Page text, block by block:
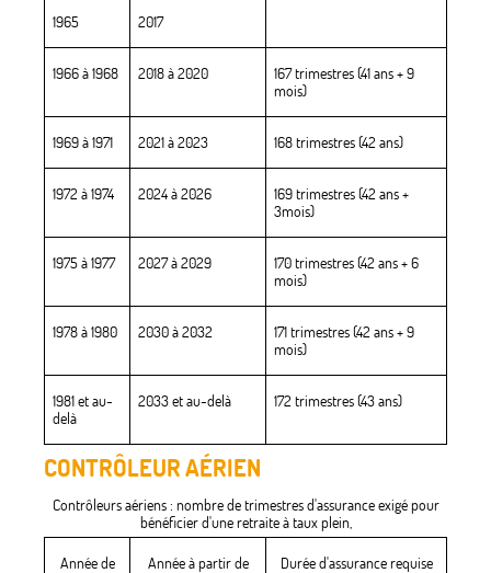
1965
2017
1966 à 1968 2018 à 2020
167 trimestres (41 ans + 9
mois)
1969 à 1971 2021 à 2023 168 trimestres (42 ans)
1972 à 1974 2024 à 2026
169 trimestres (42 ans +
3mois)
1975 à 1977 2027 à 2029
170 trimestres (42 ans + 6
mois)
1978 à 1980 2030 à 2032
171 trimestres (42 ans + 9
mois)
1981 et au-
delà
2033 et au-delà 172 trimestres (43 ans)
CONTRÔLEUR AÉRIEN
Contrôleurs aériens : nombre de trimestres d'assurance exigé pour
bénéficier d'une retraite à taux plein,
Année de
Année à partir de
Durée d'assurance requise